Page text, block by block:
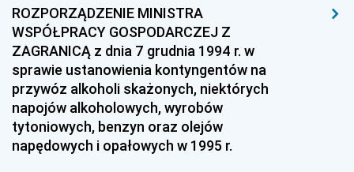
ROZPORZĄDZENIE MINISTRA
WSPÓŁPRACY GOSPODARCZEJ Z
ZAGRANICĄ z dnia 7 grudnia 1994 r. w
sprawie ustanowienia kontyngentów na
przywóz alkoholi skażonych, niektórych
napojów alkoholowych, wyrobów
tytoniowych, benzyn oraz olejów
napędowych i opałowych w 1995 r.